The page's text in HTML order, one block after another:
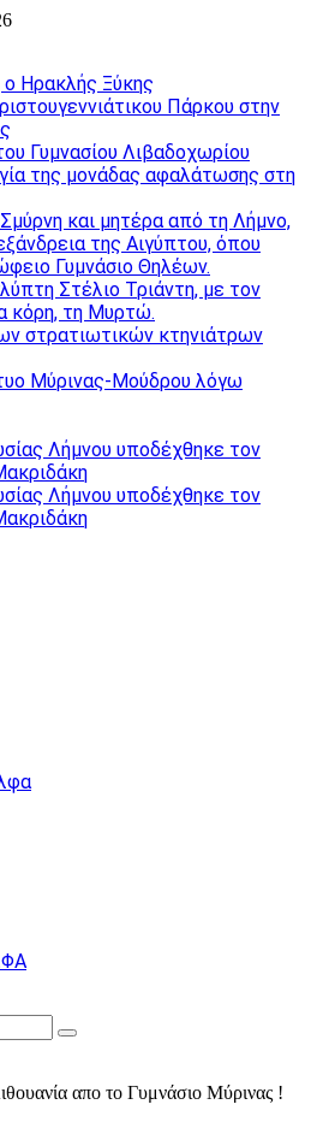
Ηρακλής Ξύκης
Πάρκου στην
Γυμνασίου Λιβαδοχωρίου
της μονάδας αφαλάτωσης στη
και μητέρα από τη Λήμνο,
της Αιγύπτου, όπου
Γυμνάσιο Θηλέων.
Στέλιο Τριάντη, με τον
κόρη, τη Μυρτώ.
στρατιωτικών κτηνιάτρων
Μύρινας-Μούδρου λόγω
Λήμνου υποδέχθηκε τον
Λήμνου υποδέχθηκε τον
Αναζήτηση
απο το Γυμνάσιο Μύρινας !